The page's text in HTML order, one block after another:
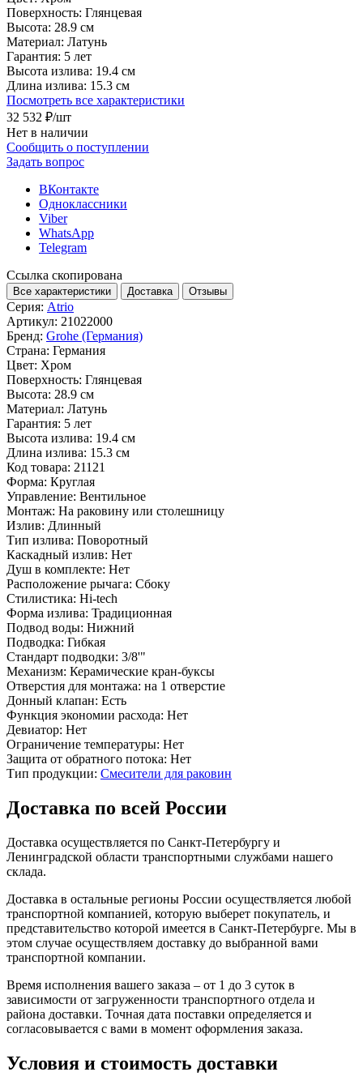
Поверхность: Глянцевая
Высота: 28.9 см
Материал: Латунь
Гарантия: 5 лет
Высота излива: 19.4 см
Длина излива: 15.3 см
Посмотреть все характеристики
32 532 ₽/шт
Нет в наличии
Сообщить о поступлении
Задать вопрос
ВКонтакте
Одноклассники
Viber
WhatsApp
Telegram
Ссылка скопирована
Все характеристики Доставка Отзывы
Серия: Atrio
Артикул: 21022000
Бренд: Grohe (Германия)
Страна: Германия
Цвет: Хром
Поверхность: Глянцевая
Высота: 28.9 см
Материал: Латунь
Гарантия: 5 лет
Высота излива: 19.4 см
Длина излива: 15.3 см
Код товара: 21121
Форма: Круглая
Управление: Вентильное
Монтаж: На раковину или столешницу
Излив: Длинный
Тип излива: Поворотный
Каскадный излив: Нет
Душ в комплекте: Нет
Расположение рычага: Сбоку
Стилистика: Hi-tech
Форма излива: Традиционная
Подвод воды: Нижний
Подводка: Гибкая
Стандарт подводки: 3/8'"
Механизм: Керамические кран-буксы
Отверстия для монтажа: на 1 отверстие
Донный клапан: Есть
Функция экономии расхода: Нет
Девиатор: Нет
Ограничение температуры: Нет
Защита от обратного потока: Нет
Тип продукции: Смесители для раковин
Доставка по всей России
Доставка осуществляется по Санкт-Петербургу и
Ленинградской области транспортными службами нашего
склада.
Доставка в остальные регионы России осуществляется любой
транспортной компанией, которую выберет покупатель, и
представительство которой имеется в Санкт-Петербурге. Мы в
этом случае осуществляем доставку до выбранной вами
транспортной компании.
Время исполнения вашего заказа – от 1 до 3 суток в
зависимости от загруженности транспортного отдела и
района доставки. Точная дата поставки определяется и
согласовывается с вами в момент оформления заказа.
Условия и стоимость доставки